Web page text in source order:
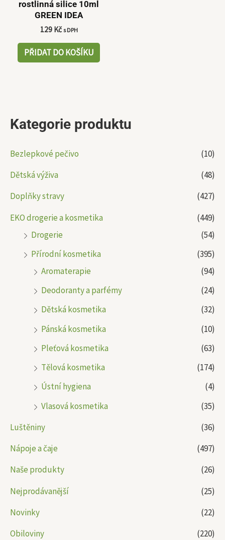
Kategorie produktu
Bezlepkové pečivo
(10)
Dětská výživa
(48)
Doplňky stravy
(427)
EKO drogerie a kosmetika
(449)
Drogerie
(54)
Přírodní kosmetika
(395)
Aromaterapie
(94)
Deodoranty a parfémy
(24)
Dětská kosmetika
(32)
Pánská kosmetika
(10)
Pleťová kosmetika
(63)
Tělová kosmetika
(174)
Ústní hygiena
(4)
Vlasová kosmetika
(35)
Luštěniny
(36)
Nápoje a čaje
(497)
Naše produkty
(26)
Nejprodávanější
(25)
Novinky
(22)
Obiloviny
(220)
rostlinná silice 10ml
GREEN IDEA
129 Kč s DPH
PŘIDAT DO KOŠÍKU